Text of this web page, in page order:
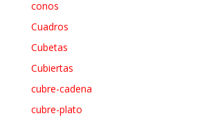
conos
Cuadros
Cubetas
Cubiertas
cubre-cadena
cubre-plato